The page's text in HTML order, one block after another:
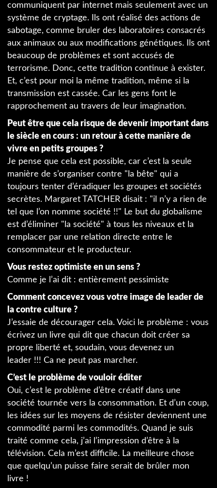
communiquent par internet mais seulement avec un
système de cryptage. Ils ont réalisé des actions de
sabotage, comme bruler des laboratoires consacrés
aux animaux ou aux modifications génétiques. Ils ont
beaucoup de problèmes et sont accusés de
terrorisme. Donc, cette tradition continue à exister.
Et, c’est pour moi la même tradition, même si la
transmission est cassée. Car les gens font le
rapprochement au travers de leur imagination.
Peut être que cela risque de devenir important dans
le siècle en cours : un retour à cette manière de
vivre en petits groupes ?
Je pense que cela est possible, car c’est la seule
manière de s’organiser contre "la bête" qui a
toujours tenter d’éradiquer les groupes et sociétés
secrètes. Margaret TATCHER disait : "il n’y a rien de
tel que l’on nomme société !!" Le but du globalisme
est d’éliminer "la société" à tous les niveaux et la
remplacer par une relation directe entre le
consommateur et le producteur.
Vous restez optimiste en un sens ?
Comme je l’ai dit : entièrement pessimiste
Comment concevez vous votre image de leader de
la contre culture ?
J’essaie de décourager cela. Voici le problème : vous
écrivez un livre qui dit que chacun doit créer sa
propre liberté et, soudain, vous devenez un
leader !!! Ca ne peut pas marcher.
C’est le problème de vouloir éditer
Oui, c’est le problème d’être créatif dans une
société tournée vers la consommation. Et d’un coup,
les idées sur les moyens de résister deviennent une
commodité parmi les commodités. Quand je suis
traité comme cela, j’ai l’impression d’être à la
télévision. Cela m’est difficile. La meilleure chose
que quelqu’un puisse faire serait de brûler mon
livre !